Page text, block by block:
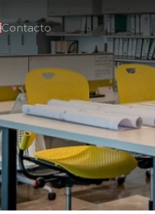
Contacto